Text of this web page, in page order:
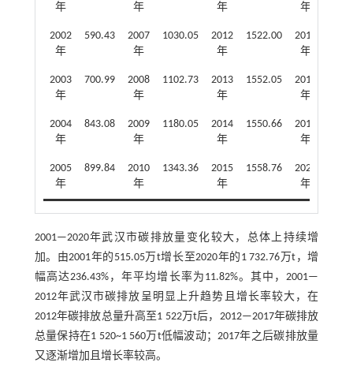
年
年
年
年
2002
年
590.43
2007
年
1030.05
2012
年
1522.00
2017
年
2003
年
700.99
2008
年
1102.73
2013
年
1552.05
2018
年
2004
年
843.08
2009
年
1180.05
2014
年
1550.66
2019
年
2005
年
899.84
2010
年
1343.36
2015
年
1558.76
2020
年
2001—2020年武汉市碳排放量变化较大，总体上持续增
加。由2001年的515.05万t增长至2020年的1 732.76万t，增
幅高达236.43%，年平均增长率为11.82%。其中，2001—
2012年武汉市碳排放呈明显上升趋势且增长率较大，在
2012年碳排放总量升高至1 522万t后，2012—2017年碳排放
总量保持在1 520~1 560万t低幅波动；2017年之后碳排放量
又逐渐增加且增长率较高。